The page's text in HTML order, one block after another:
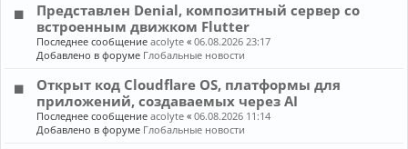
Представлен Denial, композитный сервер со
встроенным движком Flutter
Последнее сообщениеacolyte «06.08.2026 23:17
Добавлено в форуме Глобальные новости
Открыт код Cloudflare OS, платформы для
приложений, создаваемых через AI
Последнее сообщениеacolyte «06.08.2026 11:14
Добавлено в форуме Глобальные новости